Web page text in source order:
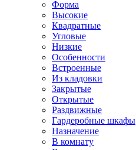
Форма
Высокие
Квадратные
Угловые
Низкие
Особенности
Встроенные
Из кладовки
Закрытые
Открытые
Раздвижные
Гардеробные шкафы
Назначение
В комнату